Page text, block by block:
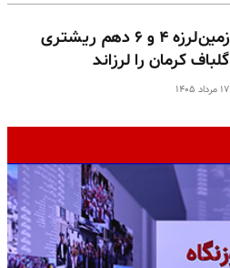
زمین‌لرزه ۴ و ۶ دهم ریشتری
گلباف کرمان را لرزاند
۱۷ مرداد ۱۴۰۵